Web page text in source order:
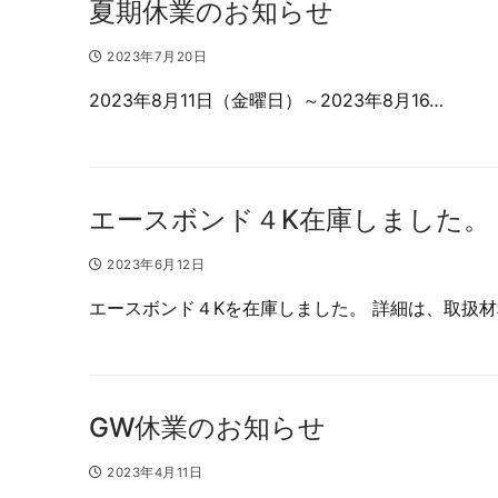
夏期休業のお知らせ
2023年7月20日
2023年8月11日（金曜日）～2023年8月16…
エースボンド４K在庫しました。
2023年6月12日
エースボンド４Kを在庫しました。 詳細は、取扱
GW休業のお知らせ
2023年4月11日